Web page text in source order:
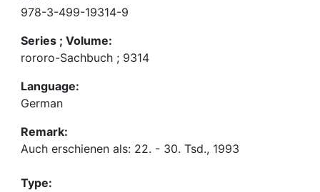
978-3-499-19314-9
Series ; Volume:
rororo-Sachbuch ; 9314
Language:
German
Remark:
Auch erschienen als: 22. - 30. Tsd., 1993
Type: